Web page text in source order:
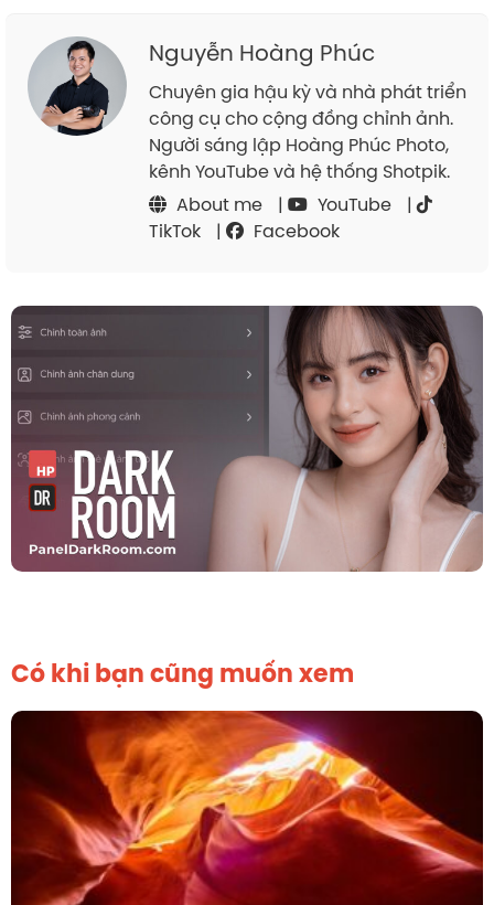
Nguyễn Hoàng Phúc
Chuyên gia hậu kỳ và nhà phát triển
công cụ cho cộng đồng chỉnh ảnh.
Người sáng lập Hoàng Phúc Photo,
kênh YouTube và hệ thống Shotpik.
About me
| YouTube
|
TikTok
| Facebook
Có khi bạn cũng muốn xem